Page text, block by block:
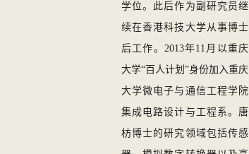
学位。此后作为副研究员继
续在香港科技大学从事博士
后工作。2013年11月以重庆
大学“百人计划”身份加入重庆
大学微电子与 通信工程学院
集成电路设计与工程系。唐
枋博士的研究领域包括传感